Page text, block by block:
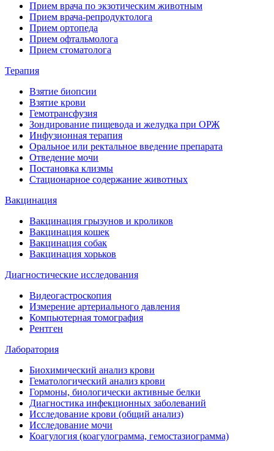
Прием врача по экзотическим животным
Прием врача-репродуктолога
Прием ортопеда
Прием офтальмолога
Прием стоматолога
Терапия
Взятие биопсии
Взятие крови
Гемотрансфузия
Зондирование пищевода и желудка при ОРЖ
Инфузионная терапия
Оральное или ректальное введение препарата
Отведение мочи
Постановка клизмы
Стационарное содержание животных
Вакцинация
Вакцинация грызунов и кроликов
Вакцинация кошек
Вакцинация собак
Вакцинация хорьков
Диагностические исследования
Видеогастроскопия
Измерение артериального давления
Компьютерная томография
Рентген
Лаборатория
Биохимический анализ крови
Гематологический анализ крови
Гормоны, биологически активные белки
Диагностика инфекционных заболеваний
Исследование крови (общий анализ)
Исследование мочи
Коагулогия (коагулограмма, гемостазиограмма)